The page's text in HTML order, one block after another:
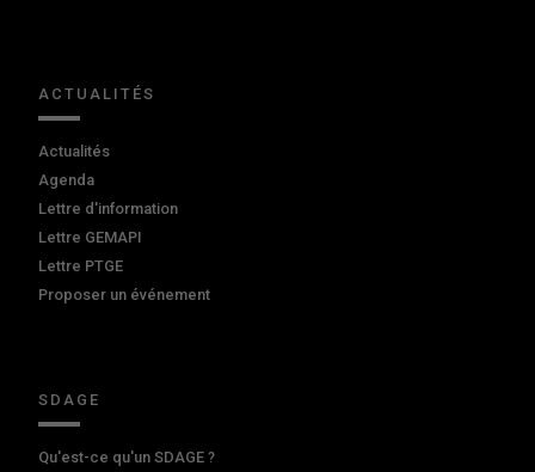
ACTUALITÉS
Actualités
Agenda
Lettre d'information
Lettre GEMAPI
Lettre PTGE
Proposer un événement
SDAGE
Qu'est-ce qu'un SDAGE ?